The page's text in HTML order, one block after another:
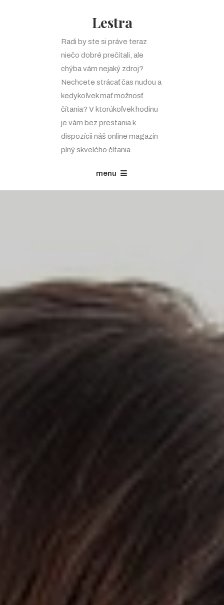
Lestra
Radi by ste si práve teraz
niečo dobré prečítali, ale
chýba vám nejaký zdroj?
Nechcete strácať čas nudou a
kedykoľvek mať možnosť
čítania? V ktorúkoľvek hodinu
je vám bez prestania k
dispozícii náš online magazín
plný skvelého čítania.
menu